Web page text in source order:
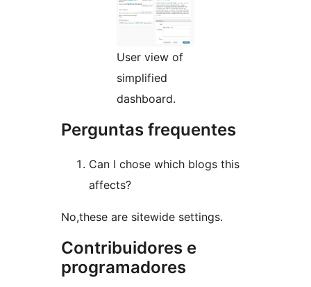
User view of
simplified
dashboard.
Perguntas frequentes
Can I chose which blogs this
affects?
No,these are sitewide settings.
Contribuidores e
programadores